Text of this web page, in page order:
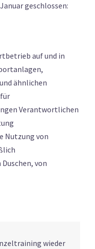
geschlossen:
auf und in
ähnlichen
Verantwortlichen
Nutzung von
von
wieder